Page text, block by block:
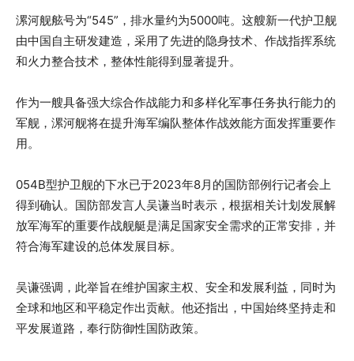
漯河舰舷号为“545”，排水量约为5000吨。这艘新一代护卫舰
由中国自主研发建造，采用了先进的隐身技术、作战指挥系统
和火力整合技术，整体性能得到显著提升。
作为一艘具备强大综合作战能力和多样化军事任务执行能力的
军舰，漯河舰将在提升海军编队整体作战效能方面发挥重要作
用。
054B型护卫舰的下水已于2023年8月的国防部例行记者会上
得到确认。国防部发言人吴谦当时表示，根据相关计划发展解
放军海军的重要作战舰艇是满足国家安全需求的正常安排，并
符合海军建设的总体发展目标。
吴谦强调，此举旨在维护国家主权、安全和发展利益，同时为
全球和地区和平稳定作出贡献。他还指出，中国始终坚持走和
平发展道路，奉行防御性国防政策。